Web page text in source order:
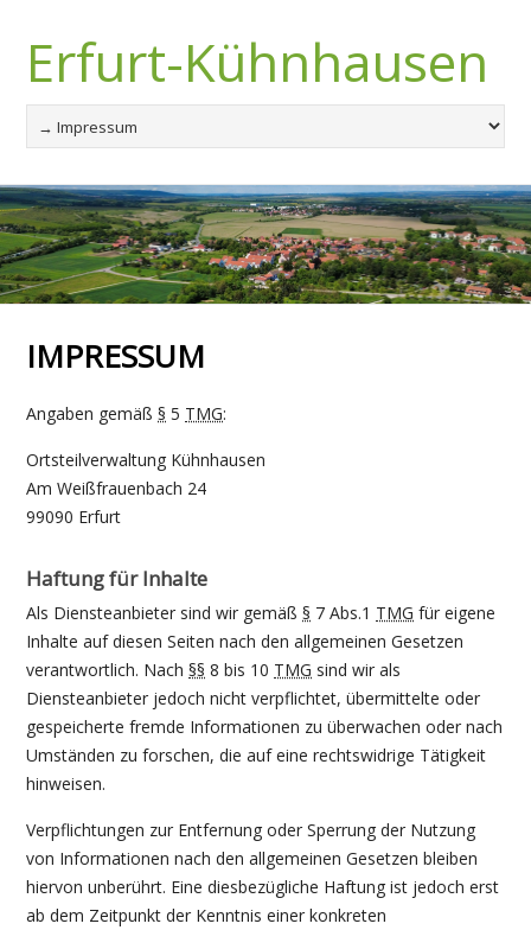
Erfurt-Kühnhausen
IMPRESSUM
Angaben gemäß§ 5 TMG:
Ortsteilverwaltung Kühnhausen
Am Weißfrauenbach 24
99090 Erfurt
Haftung für Inhalte
Als Diensteanbieter sind wir gemäß§ 7 Abs.1 TMG für eigene
Inhalte auf diesen Seiten nach den allgemeinen Gesetzen
verantwortlich. Nach§§ 8 bis 10 TMG sind wir als
Diensteanbieter jedoch nicht verpflichtet, übermittelte oder
gespeicherte fremde Informationen zu überwachen oder nach
Umständen zu forschen, die auf eine rechtswidrige Tätigkeit
hinweisen.
Verpflichtungen zur Entfernung oder Sperrung der Nutzung
von Informationen nach den allgemeinen Gesetzen bleiben
hiervon unberührt. Eine diesbezügliche Haftung ist jedoch erst
ab dem Zeitpunkt der Kenntnis einer konkreten